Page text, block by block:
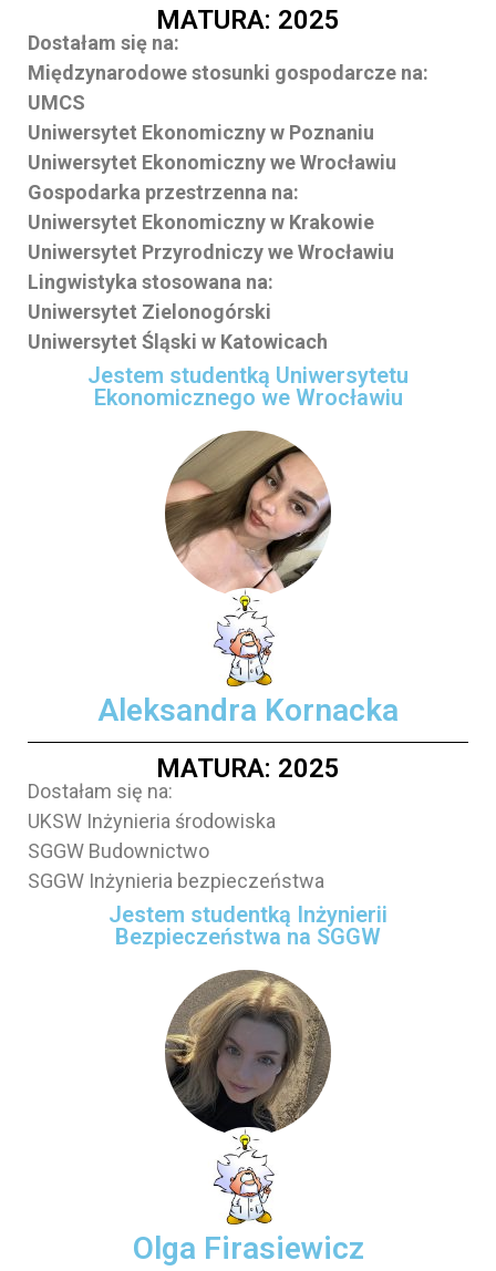
MATURA: 2025
Dostałam się na:
Międzynarodowe stosunki gospodarcze na:
UMCS
Uniwersytet Ekonomiczny w Poznaniu
Uniwersytet Ekonomiczny we Wrocławiu
Gospodarka przestrzenna na:
Uniwersytet Ekonomiczny w Krakowie
Uniwersytet Przyrodniczy we Wrocławiu
Lingwistyka stosowana na:
Uniwersytet Zielonogórski
Uniwersytet Śląski w Katowicach
Jestem studentką Uniwersytetu
Ekonomicznego we Wrocławiu
Aleksandra Kornacka
MATURA: 2025
Dostałam się na:
UKSW Inżynieria środowiska
SGGW Budownictwo
SGGW Inżynieria bezpieczeństwa
Jestem studentką Inżynierii
Bezpieczeństwa na SGGW
Olga Firasiewicz